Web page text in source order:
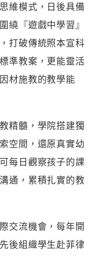
維模式，日後具備
繞『遊戲中學習』
打破傳統照本宣科
準教案，更能靈活
材施教的教學能
精髓，學院搭建獨
空間，還原真實幼
每日觀察孩子的課
通，累積扎實的教
交流機會，每年開
後組織學生赴菲律